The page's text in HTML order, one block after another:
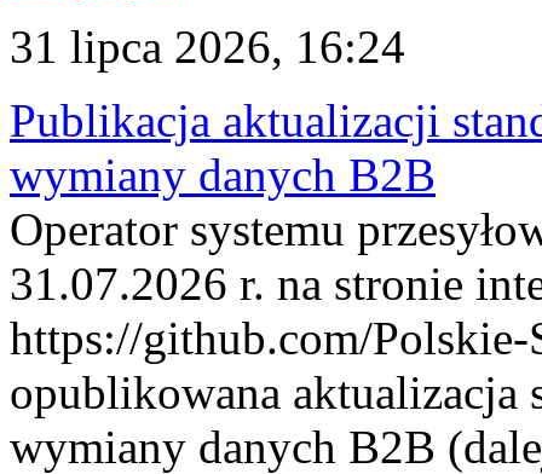
31 lipca 2026, 16:24
Publikacja aktualizacji
wymiany danych B2B
Operator systemu
31.07.2026 r. na stronie
https://github.com/Polskie-
opublikowana aktualizacja
wymiany danych B2B